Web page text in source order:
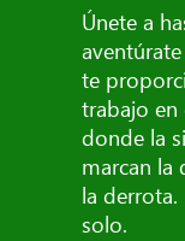
Únete a
te
trabajo en
donde la
marcan la
la
solo.